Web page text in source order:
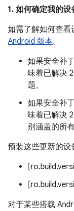
1. 如何确定我的
如需了解如何查看
Android 版本。
如果安全补
味着已解决
题。
如果安全补
味着已解决
别涵盖的所有
预装这些更新的设
对于某些搭载